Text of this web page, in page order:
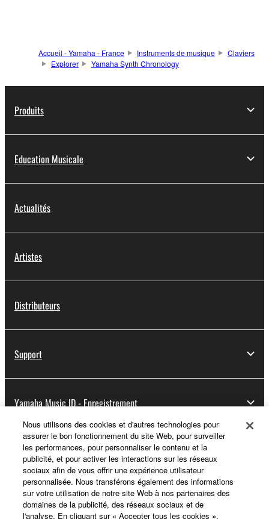
Accueil - Yamaha - France Instruments de musique
Claviers
Explorer
Yamaha Synth Chronology
Produits
Education Musicale
Actualités
Artistes
Distributeurs
Support
Yamaha Music ID - Enregistrement
A propos de Yamaha
France - French
Nous utilisons des cookies et d'autres technologies pour
assurer le bon fonctionnement du site Web, pour surveiller
les performances, pour personnaliser le contenu et la
publicité, et pour activer les interactions sur les réseaux
sociaux afin de vous offrir une expérience utilisateur
personnalisée. Nous transférons également des informations
sur votre utilisation de notre site Web à nos partenaires des
domaines de la publicité, des réseaux sociaux et de
l'analyse. En cliquant sur « Accepter tous les cookies »,